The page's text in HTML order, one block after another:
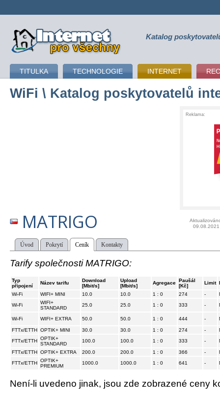
připojení k internetu Katalog
TITULKA TECHNOLOGIE INTERNET
WiFi \ Katalog poskytovatelů
Reklama:
MATRIGO
09.08.2021
Úvod Pokrytí Ceník Kontakty
Tarify společnosti MATRIGO:
Typ
připojení
Název tarifu
Download
[Mbit/s]
Upload
[Mbit/s]
Agregace Paušál
[Kč]
Limit
Wi-Fi WIFI+ MINI 10.0 10.0 1 : 0 274 -
Wi-Fi
WIFI+
STANDARD
25.0 25.0 1 : 0 333 -
Wi-Fi WIFI+ EXTRA 50.0 50.0 1 : 0 444 -
FTTx/ETTH OPTIK+ MINI 30.0 30.0 1 : 0 274 -
FTTx/ETTH OPTIK+
STANDARD
100.0 100.0 1 : 0 333 -
FTTx/ETTH OPTIK+ EXTRA 200.0 200.0 1 : 0 366 -
FTTx/ETTH OPTIK+
PREMIUM
1000.0 1000.0 1 : 0 641 -
Není-li uvedeno jinak, jsou zde zobrazené ceny